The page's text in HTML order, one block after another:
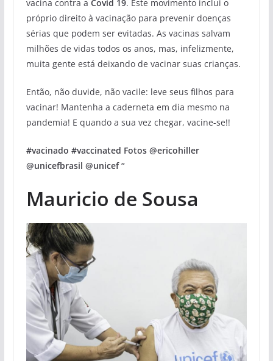
vacina contra a Covid 19. Este movimento inclui o
próprio direito à vacinação para prevenir doenças
sérias que podem ser evitadas. As vacinas salvam
milhões de vidas todos os anos, mas, infelizmente,
muita gente está deixando de vacinar suas crianças.
Então, não duvide, não vacile: leve seus filhos para
vacinar! Mantenha a caderneta em dia mesmo na
pandemia! E quando a sua vez chegar, vacine-se!!
#vacinado #vaccinated Fotos @ericohiller
@unicefbrasil @unicef “
Mauricio de Sousa